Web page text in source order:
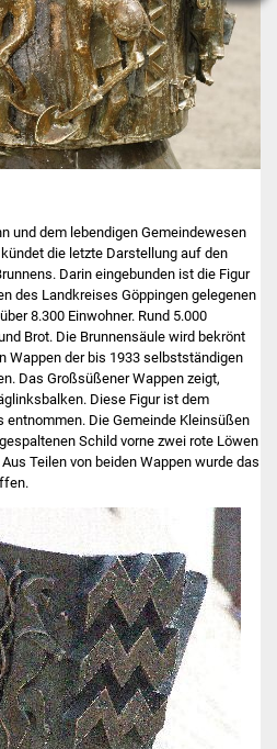
und dem lebendigen Gemeindewesen
die letzte Darstellung auf den
Darin eingebunden ist die Figur
des Landkreises Göppingen gelegenen
8.300 Einwohner. Rund 5.000
Brot. Die Brunnensäule wird bekrönt
Wappen der bis 1933 selbstständigen
Das Großsüßener Wappen zeigt,
Diese Figur ist dem
entnommen. Die Gemeinde Kleinsüßen
Schild vorne zwei rote Löwen
Teilen von beiden Wappen wurde das